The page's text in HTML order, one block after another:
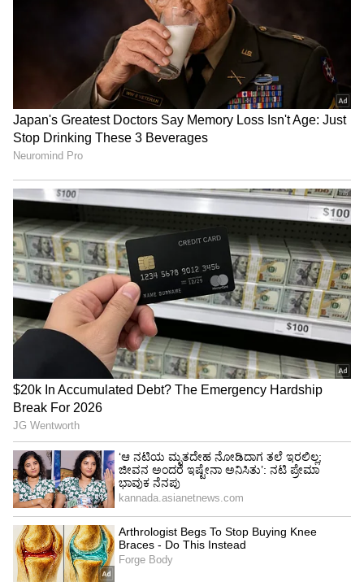
ಷಣ್ಮುಗಂ ಸುದ್ದಿಗಾರರೊಂದಿಗೆ ಈ ಬಗ್ಗೆ ಮಾತನಾಡಿದರು.
'ತಮಿಳುನಾಡಿನಲ್ಲಿ ಜನರಿಂದ ಆಯ್ಕೆಯಾದ ಸರ್ಕಾರ
ರಚನೆಯಾಗಬೇಕು ಎಂಬ ಉದ್ದೇಶದಿಂದ ಎಡಪಕ್ಷಗಳು ಮತ್ತು
ವಿಸಿಕೆ ಪಕ್ಷಗಳು ಟಿವಿಕೆಗೆ ಹೊರಗಿನಿಂದ ಬೆಂಬಲ ನೀಡಿವೆ.
ಅದರಂತೆ ಟಿವಿಕೆ ಸರ್ಕಾರ ರಚನೆಯಾಗಿದೆ. ಇಂತಹ
ಸಂದರ್ಭದಲ್ಲಿ ಎಐಎಡಿಎಂಕೆ ನಾಯಕರನ್ನು ಸಂಪುಟಕ್ಕೆ
ಸೇರಿಸಿಕೊಂಡರೆ, ಅದು ಜನರ ತೀರ್ಪಿಗೆ ವಿರುದ್ಧವಾಗುತ್ತದೆ.
ಹಾಗೇನಾದರೂ ನಡೆದರೆ, ಟಿವಿಕೆ ಸರ್ಕಾರಕ್ಕೆ ನೀಡಿದ
ಬೆಂಬಲದ ಬಗ್ಗೆ ಮರುಚಿಂತನೆ ನಡೆಸುತ್ತೇವೆ' ಎಂದು ಅವರು
ತಿಳಿಸಿದ್ದಾರೆ.
ಇದನ್ನೂ ಓದಿ:Trisha Secret: ನಟಿ ತ್ರಿಶಾ 'ಗುಡ್ ಟೈಂ'
ಸೀಕ್ರೆಟ್ ಹೊರಬಿತ್ತು; ವಿಜಯ್-ಸೂರ್ಯ ಲೈಫಲ್ಲಿ ಈ
ನಟಿಯ 'ಕಾಲ್ಗುಣ' ಹಾಗೆಲ್ಲಾ ಇದ್ಯಾ?